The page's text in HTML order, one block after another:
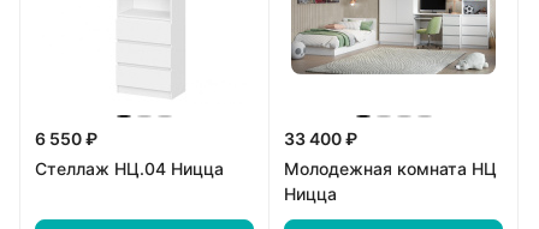
6 550 ₽
Стеллаж НЦ.04 Ницца
33 400 ₽
Молодежная комната НЦ
Ницца